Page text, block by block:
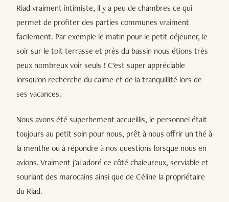
Riad vraiment intimiste, il y a peu de chambres ce qui
permet de profiter des parties communes vraiment
facilement. Par exemple le matin pour le petit déjeuner, le
soir sur le toit terrasse et près du bassin nous étions très
peux nombreux voir seuls ! C'est super appréciable
lorsqu'on recherche du calme et de la tranquillité lors de
ses vacances.
Nous avons été superbement accueillis, le personnel était
toujours au petit soin pour nous, prêt à nous offrir un thé à
la menthe ou à répondre à nos questions lorsque nous en
avions. Vraiment j'ai adoré ce côté chaleureux, serviable et
souriant des marocains ainsi que de Céline la propriétaire
du Riad.